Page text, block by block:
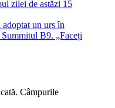
zilei de astăzi 15
un urs în
B9. „Faceți
Câmpurile